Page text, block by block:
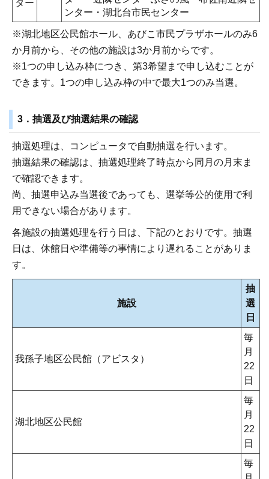
ター
ンター・湖北台市民センター
※湖北地区公民館ホール、あびこ市民プラザホールのみ6
か月前から、その他の施設は3か月前からです。
※1つの申し込み枠につき、第3希望まで申し込むことが
できます。1つの申し込み枠の中で最大1つのみ当選。
3．抽選及び抽選結果の確認
抽選処理は、コンピュータで自動抽選を行います。
抽選結果の確認は、抽選処理終了時点から同月の月末ま
で確認できます。
尚、抽選申込み当選後であっても、選挙等公的使用で利
用できない場合があります。
各施設の抽選処理を行う日は、下記のとおりです。抽選
日は、休館日や準備等の事情により遅れることがありま
す。
施設
抽
選
日
我孫子地区公民館（アビスタ）
毎
月
22
日
湖北地区公民館
毎
月
22
日
毎